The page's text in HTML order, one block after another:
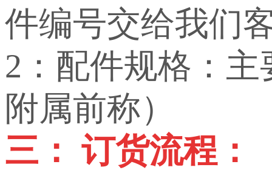
件编号交给我们
2：配件规格：
附属前称）
三： 订货流程：